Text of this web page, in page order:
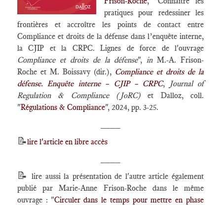
pratiques pour redessiner les
frontières et accroître les points de contact entre
Compliance et droits de la défense dans l’enquête interne,
la CJIP et la CRPC. Lignes de force de l'ouvrage
Compliance et droits de la défense",inM.-A. Frison-
Roche et M. Boissavy (dir.), Compliance et droits de la
défense. Enquête interne – CJIP – CRPC,
Journal of
Regulation & Compliance (JoRC) et Dalloz, coll.
"Régulations & Compliance", 2024, pp. 3-25.
📝lire l'article en libre accès
📝 lire aussi la présentation de l'autre article également
publié par Marie-Anne Frison-Roche dans le même
ouvrage : "Circuler dans le temps pour mettre en phase